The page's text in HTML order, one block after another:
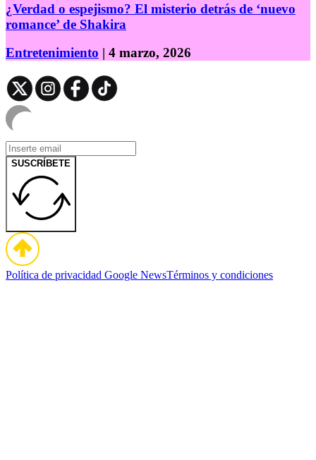
¿Verdad o espejismo? El misterio detrás de ‘nuevo
romance’ de Shakira
Entretenimiento | 4 marzo, 2026
SUSCRÍBETE
Política de privacidad Google NewsTérminos y condiciones